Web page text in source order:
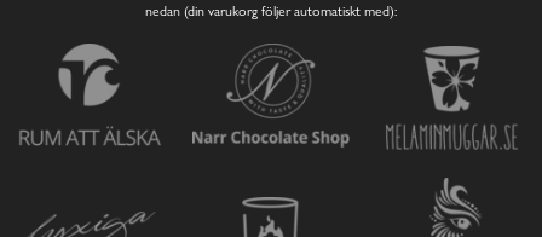
nedan (din varukorg följer automatiskt med):